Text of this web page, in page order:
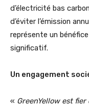
d’électricité bas
d’éviter l’émission
représente un
significatif.
Un engagement
« GreenYellow est fier